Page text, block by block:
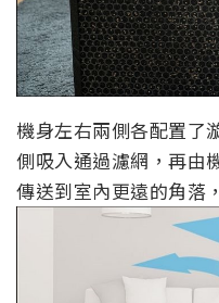
機身左右兩側各配置了
側吸入通過濾網，再由
傳送到室內更遠的角落